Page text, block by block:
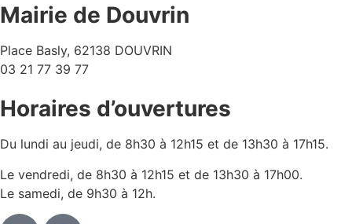
Mairie de Douvrin
Place Basly, 62138 DOUVRIN
03 21 77 39 77
Horaires d’ouvertures
Du lundi au jeudi, de 8h30 à 12h15 et de 13h30 à 17h15.
Le vendredi, de 8h30 à 12h15 et de 13h30 à 17h00.
Le samedi, de 9h30 à 12h.